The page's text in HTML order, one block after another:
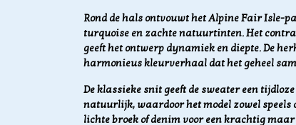
Rond de hals ontvouwt het Alpine Fair Isle-
turquoise en zachte natuurtinten. Het
geeft het ontwerp dynamiek en diepte. De
harmonieus kleurverhaal dat het geheel
De klassieke snit geeft de sweater een
natuurlijk, waardoor het model zowel speels
lichte broek of denim voor een krachtig